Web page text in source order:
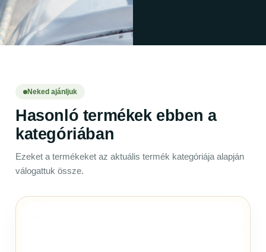
Neked ajánljuk
Hasonló termékek ebben a
kategóriában
Ezeket a termékeket az aktuális termék kategóriája alapján
válogattuk össze.